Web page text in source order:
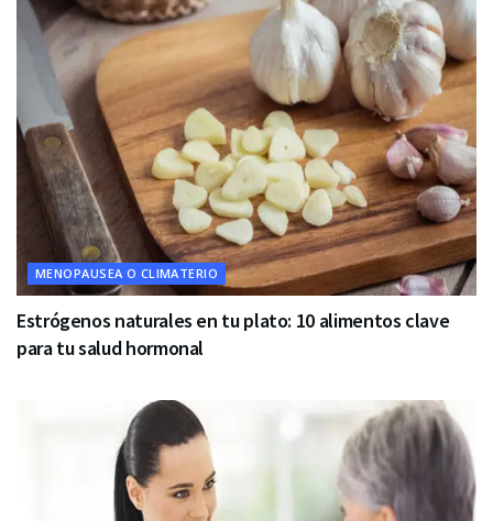
MENOPAUSEA O CLIMATERIO
Estrógenos naturales en tu plato: 10 alimentos clave
para tu salud hormonal